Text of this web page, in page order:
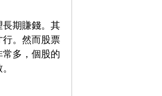
長期賺錢。其
行。然而股票
多，個股的